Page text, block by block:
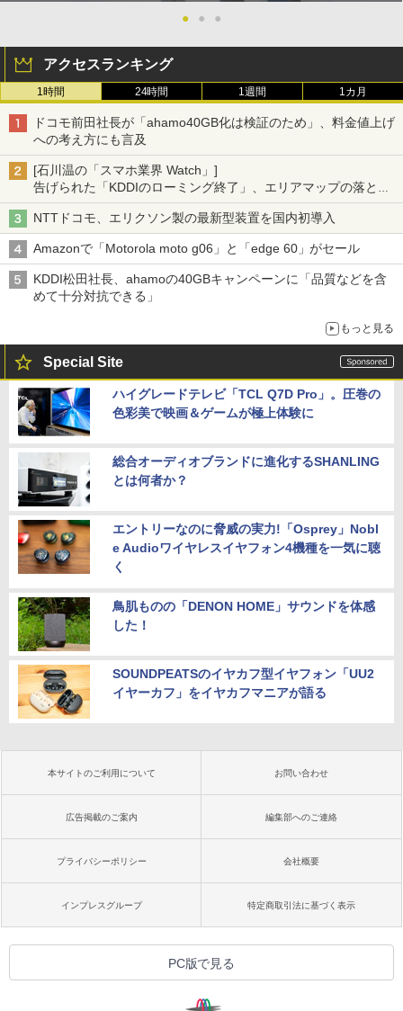
● ● ●
アクセスランキング
1時間 24時間 1週間 1カ月
ドコモ前田社長が「ahamo40GB化は検証のため」、料金値上げ
への考え方にも言及
[石川温の「スマホ業界 Watch」]
告げられた「KDDIのローミング終了」、エリアマップの落とし
穴と楽天モバイルの課題
NTTドコモ、エリクソン製の最新型装置を国内初導入
Amazonで「Motorola moto g06」と「edge 60」がセール
KDDI松田社長、ahamoの40GBキャンペーンに「品質などを含
めて十分対抗できる」
もっと見る
Special Site
ハイグレードテレビ「TCL Q7D Pro」。圧巻の
色彩美で映画＆ゲームが極上体験に
総合オーディオブランドに進化するSHANLING
とは何者か？
エントリーなのに脅威の実力!「Osprey」Nobl
e Audioワイヤレスイヤフォン4機種を一気に聴
く
鳥肌ものの「DENON HOME」サウンドを体感
した！
SOUNDPEATSのイヤカフ型イヤフォン「UU2
イヤーカフ」をイヤカフマニアが語る
本サイトのご利用について お問い合わせ
広告掲載のご案内 編集部へのご連絡
プライバシーポリシー 会社概要
インプレスグループ 特定商取引法に基づく表示
PC版で見る